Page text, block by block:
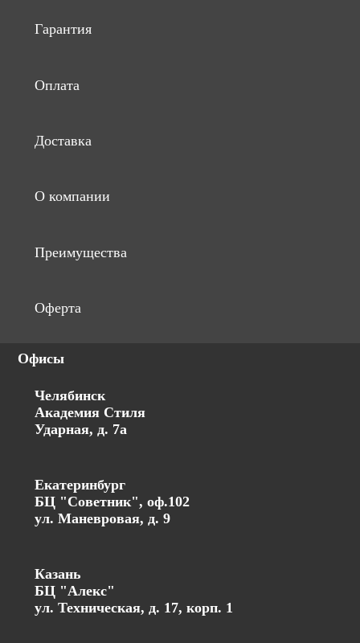
Гарантия
Оплата
Доставка
О компании
Преимущества
Оферта
Офисы
Челябинск
Академия Стиля
Ударная, д. 7а
Екатеринбург
БЦ "Советник", оф.102
ул. Маневровая, д. 9
Казань
БЦ "Алекс"
ул. Техническая, д. 17, корп. 1